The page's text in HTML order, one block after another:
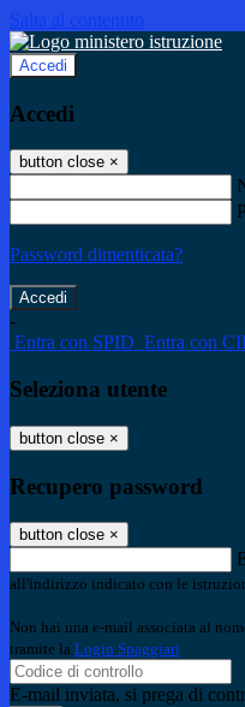
Salta al contenuto
Accedi
Accedi
button close ×
Password dimenticata?
-
Entra con SPID Entra con
Seleziona utente
button close ×
Recupero password
button close ×
all'indirizzo indicato con le
Non hai una e-mail associata al
tramite la Login Spaggiari
E-mail inviata, si prega di